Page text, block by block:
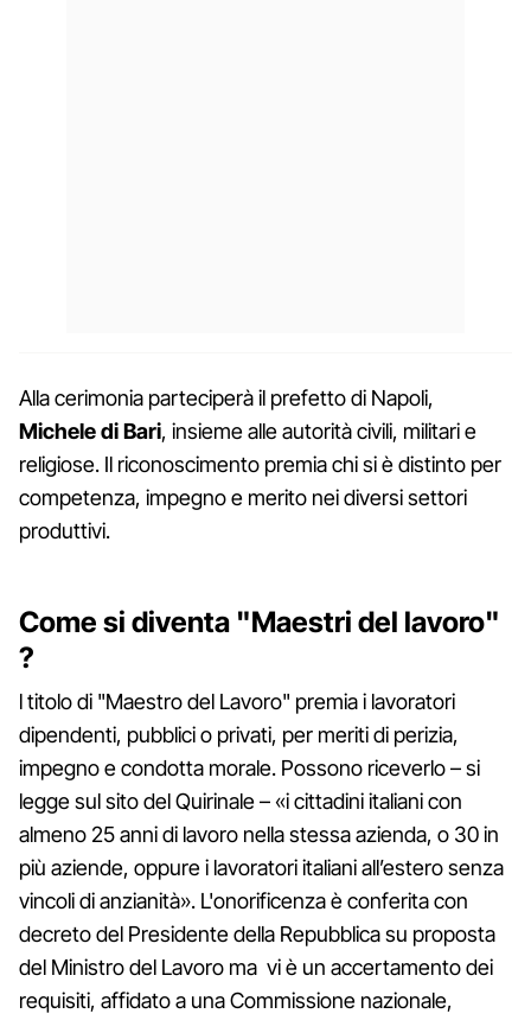
Alla cerimonia parteciperà il prefetto di Napoli,
Michele di Bari, insieme alle autorità civili, militari e
religiose. Il riconoscimento premia chi si è distinto per
competenza, impegno e merito nei diversi settori
produttivi.
Come si diventa "Maestri del lavoro"
?
l titolo di "Maestro del Lavoro" premia i lavoratori
dipendenti, pubblici o privati, per meriti di perizia,
impegno e condotta morale. Possono riceverlo – si
legge sul sito del Quirinale – «i cittadini italiani con
almeno 25 anni di lavoro nella stessa azienda, o 30 in
più aziende, oppure i lavoratori italiani all’estero senza
vincoli di anzianità». L'onorificenza è conferita con
decreto del Presidente della Repubblica su proposta
del Ministro del Lavoro ma vi è un accertamento dei
requisiti, affidato a una Commissione nazionale,